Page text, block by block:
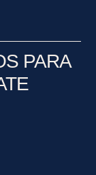
PARA